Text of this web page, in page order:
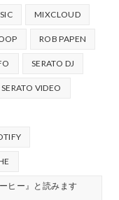
MIXCLOUD
ROB PAPEN
SERATO DJ
SERATO VIDEO
ヒー』と読みます